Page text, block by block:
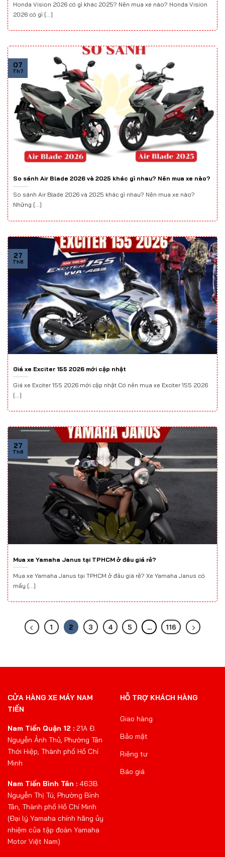
Honda Vision 2026 có gì khác 2025? Nên mua xe nào? Honda Vision
2026 có gì [...]
So sánh Air Blade 2026 và 2025 khác gì nhau? Nên mua xe nào?
So sánh Air Blade 2026 và 2025 khác gì nhau? Nên mua xe nào?
Những [...]
07
Th7
Giá xe Exciter 155 2026 mới cập nhật
Giá xe Exciter 155 2026 mới cập nhật Có nên mua xe Exciter 155 2026
[...]
27
Th6
Mua xe Yamaha Janus tại TPHCM ở đâu giá rẻ?
Mua xe Yamaha Janus tại TPHCM ở đâu giá rẻ? Xe Yamaha Janus có
mấy [...]
27
Th6
1 2 3 4 5 … 116
CỬA HÀNG XE MÁY NAM
TIẾN
Nam Tiến Quận 12 : 21A Đ.
Nguyễn Ảnh Thủ, Phường Tân
Thới Hiệp, Thành phố Hồ Chí
Minh
Nam Tiến Bình Tân : 463B
Nguyễn Thị Tú, Phường Bình
Tân, Thành phố Hồ Chí Minh
(Đại lý Yamaha chính hãng ủy
nhiệm của tập đoàn Yamaha
Motor Việt Nam)
HỖ TRỢ KHÁCH HÀNG
Giao hàng
Bảo mật
Riêng tư
Báo giá